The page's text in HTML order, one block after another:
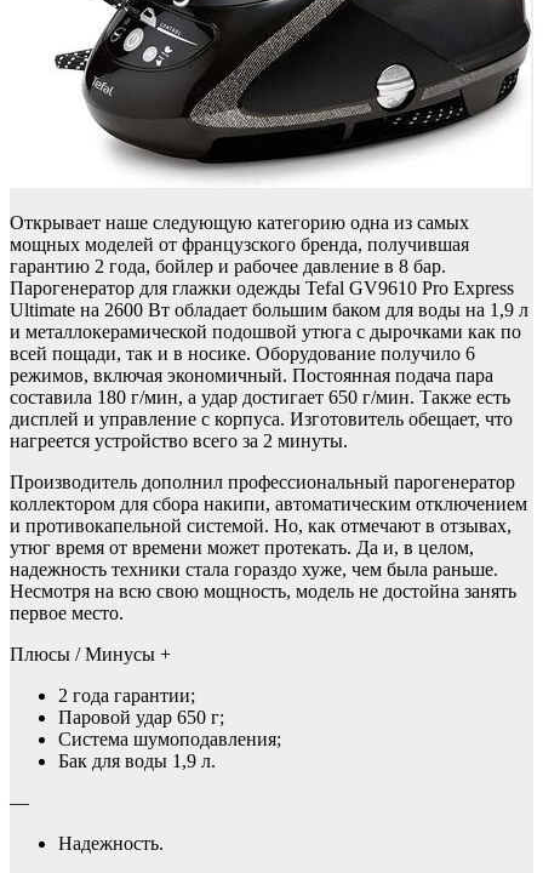
Открывает наше следующую категорию одна из самых
мощных моделей от французского бренда, получившая
гарантию 2 года, бойлер и рабочее давление в 8 бар.
Парогенератор для глажки одежды Tefal GV9610 Pro Express
Ultimate на 2600 Вт обладает большим баком для воды на 1,9 л
и металлокерамической подошвой утюга с дырочками как по
всей пощади, так и в носике. Оборудование получило 6
режимов, включая экономичный. Постоянная подача пара
составила 180 г/мин, а удар достигает 650 г/мин. Также есть
дисплей и управление с корпуса. Изготовитель обещает, что
нагреется устройство всего за 2 минуты.
Производитель дополнил профессиональный парогенератор
коллектором для сбора накипи, автоматическим отключением
и противокапельной системой. Но, как отмечают в отзывах,
утюг время от времени может протекать. Да и, в целом,
надежность техники стала гораздо хуже, чем была раньше.
Несмотря на всю свою мощность, модель не достойна занять
первое место.
Плюсы / Минусы +
2 года гарантии;
Паровой удар 650 г;
Система шумоподавления;
Бак для воды 1,9 л.
—
Надежность.